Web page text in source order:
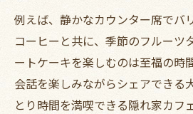
ン
カフェ初心者でも安心の谷
カフェ初心者におすす
ポット
例えば、静かなカウンター席でバ
コーヒーと共に、季節のフルーツ
ートケーキを楽しむのは至福の時
会話を楽しみながらシェアできる
とり時間を満喫できる隠れ家カフ